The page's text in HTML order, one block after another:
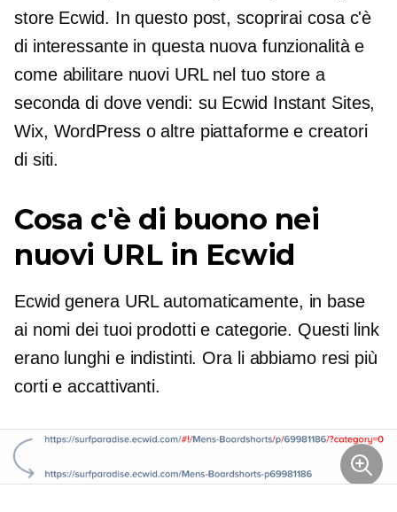
store Ecwid. In questo post, scoprirai cosa c'è
di interessante in questa nuova funzionalità e
come abilitare nuovi URL nel tuo store a
seconda di dove vendi: su Ecwid Instant Sites,
Wix, WordPress o altre piattaforme e creatori
di siti.
Cosa c'è di buono nei
nuovi URL in Ecwid
Ecwid genera URL automaticamente, in base
ai nomi dei tuoi prodotti e categorie. Questi link
erano lunghi e indistinti. Ora li abbiamo resi più
corti e accattivanti.